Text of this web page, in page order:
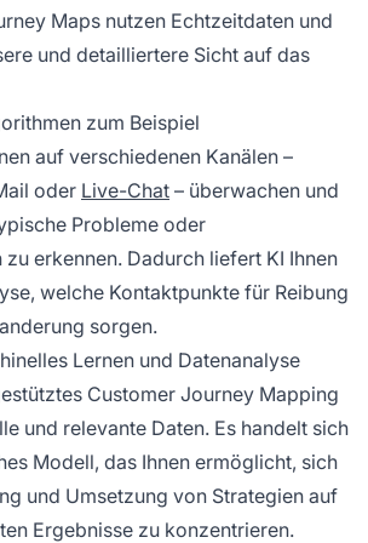
Maps nutzen Echtzeitdaten und
und detailliertere Sicht auf das
zum Beispiel
auf verschiedenen Kanälen –
oder Live-Chat – überwachen und
Probleme oder
zu erkennen. Dadurch liefert KI Ihnen
welche Kontaktpunkte für Reibung
sorgen.
Lernen und Datenanalyse
Customer Journey Mapping
und relevante Daten. Es handelt sich
Modell, das Ihnen ermöglicht, sich
und Umsetzung von Strategien auf
Ergebnisse zu konzentrieren.